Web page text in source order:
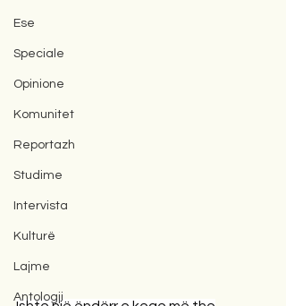
Ese
Speciale
Opinione
Komunitet
Reportazh
Studime
Intervista
Kulturë
Lajme
Antologji